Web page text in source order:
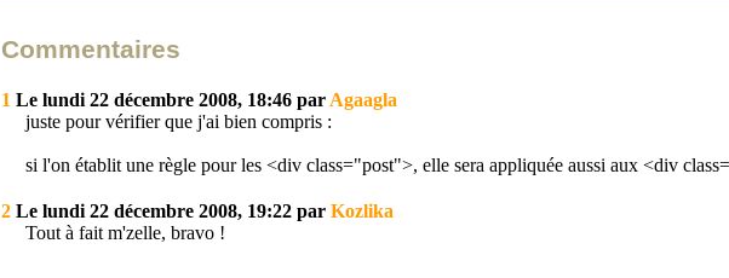
Commentaires
1 Le lundi 22 décembre 2008, 18:46 par Agaagla
juste pour vérifier que j'ai bien compris :
si l'on établit une règle pour les <div class="post">, elle sera appliquée aussi aux <div
2 Le lundi 22 décembre 2008, 19:22 parKozlika
Tout à fait m'zelle, bravo !